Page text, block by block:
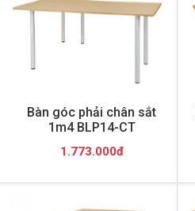
Bàn góc phải chân sắt
1m4 BLP14-CT
1.773.000đ